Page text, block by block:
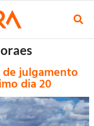
julgamento
dia 20